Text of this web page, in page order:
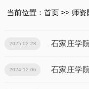
当前位置： 首页>> 师资
2025.02.28 石家庄学
2024.12.06 石家庄学